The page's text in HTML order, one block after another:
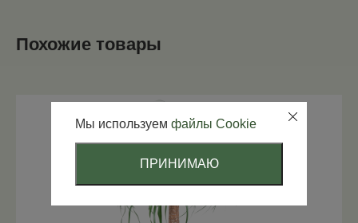
Похожие товары
Мы используем файлы Cookie
ПРИНИМАЮ